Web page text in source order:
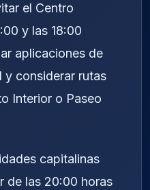
el Centro
y las 18:00
aplicaciones de
y considerar rutas
Interior o Paseo
capitalinas
de las 20:00 horas